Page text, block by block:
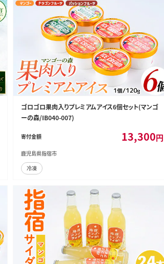
ゴロゴロ果肉入りプレミアムアイス6個セット(マンゴ
ーの森/IB040-007)
寄付金額 13,300円
鹿児島県指宿市
冷凍